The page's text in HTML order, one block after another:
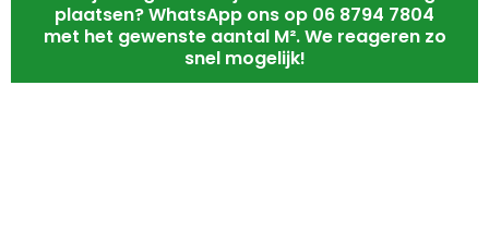
plaatsen? WhatsApp ons op 06 8794 7804
met het gewenste aantal M². We reageren zo
snel mogelijk!